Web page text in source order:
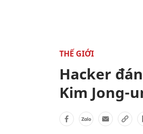
THẾ GIỚI
Hacker
Kim Jong-